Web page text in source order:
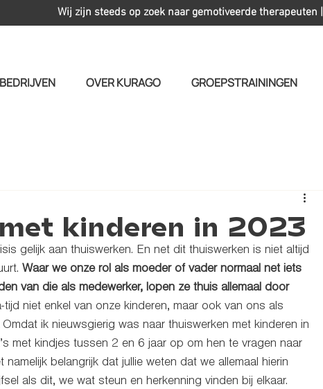
Wij zijn steeds op zoek naar gemotiveerde therapeuten |
BEDRIJVEN OVER KURAGO GROEPSTRAININGEN
kinderen in 2023
gelijk aan thuiswerken. En net dit thuiswerken is niet altijd
Waar we onze rol als moeder of vader normaal net iets
van die als medewerker, lopen ze thuis allemaal door
niet enkel van onze kinderen, maar ook van ons als
ik nieuwsgierig was naar thuiswerken met kinderen in
met kindjes tussen 2 en 6 jaar op om hen te vragen naar
belangrijk dat jullie weten dat we allemaal hierin
als dit, we wat steun en herkenning vinden bij elkaar.